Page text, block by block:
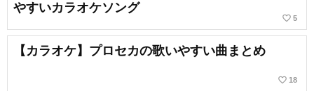
やすいカラオケソング
favorite_border 5
【カラオケ】プロセカの歌いやすい曲まとめ
favorite_border 18